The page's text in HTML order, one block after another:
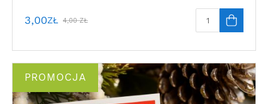
3,00ZŁ 4,00ZŁ
PROMOCJA